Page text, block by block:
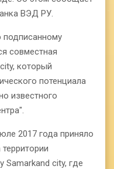
ВЭД РУ.
подписанному
совместная
который
потенциала
известного
2017 года приняло
Samarkand city, где